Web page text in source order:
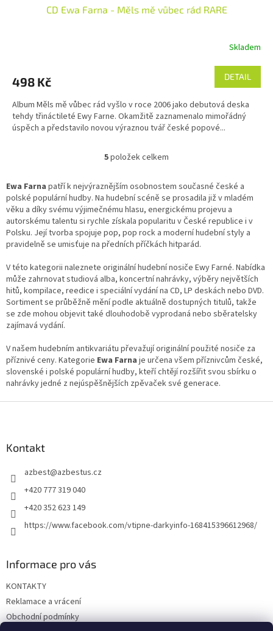
CD Ewa Farna - Měls mě vůbec rád RARE
Skladem
498 Kč DETAIL
Album Měls mě vůbec rád vyšlo v roce 2006 jako debutová deska
tehdy třináctileté Ewy Farne. Okamžitě zaznamenalo mimořádný
úspěch a představilo novou výraznou tvář české popové...
O
l
á
d
a
c
í
r
v
k
y
v
i
s
u
5položek celkem
Ewa Farna patří k nejvýraznějším osobnostem současné české a
polské populární hudby. Na hudební scéně se prosadila již v mladém
věku a díky svému výjimečnému hlasu, energickému projevu a
autorskému talentu si rychle získala popularitu v České republice i v
Polsku. Její tvorba spojuje pop, pop rock a moderní hudební styly a
pravidelně se umisťuje na předních příčkách hitparád.
V této kategorii naleznete originální hudební nosiče Ewy Farné. Nabídka
může zahrnovat studiová alba, koncertní nahrávky, výběry největších
hitů, kompilace, reedice i speciální vydání na CD, LP deskách nebo DVD.
Sortiment se průběžně mění podle aktuálně dostupných titulů, takže
se zde mohou objevit také dlouhodobě vyprodaná nebo sběratelsky
zajímavá vydání.
V našem hudebním antikvariátu převažují originální použité nosiče za
příznivé ceny. Kategorie Ewa Farna je určena všem příznivcům české,
slovenské i polské populární hudby, kteří chtějí rozšířit svou sbírku o
nahrávky jedné z nejúspěšnějších zpěvaček své generace.
Kontakt
azbest@azbestus.cz
+420 777 319 040
+420 352 623 149
https://www.facebook.com/vtipne-darkyinfo-168415396612968/
Informace pro vás
KONTAKTY
Reklamace a vrácení
Obchodní podmínky